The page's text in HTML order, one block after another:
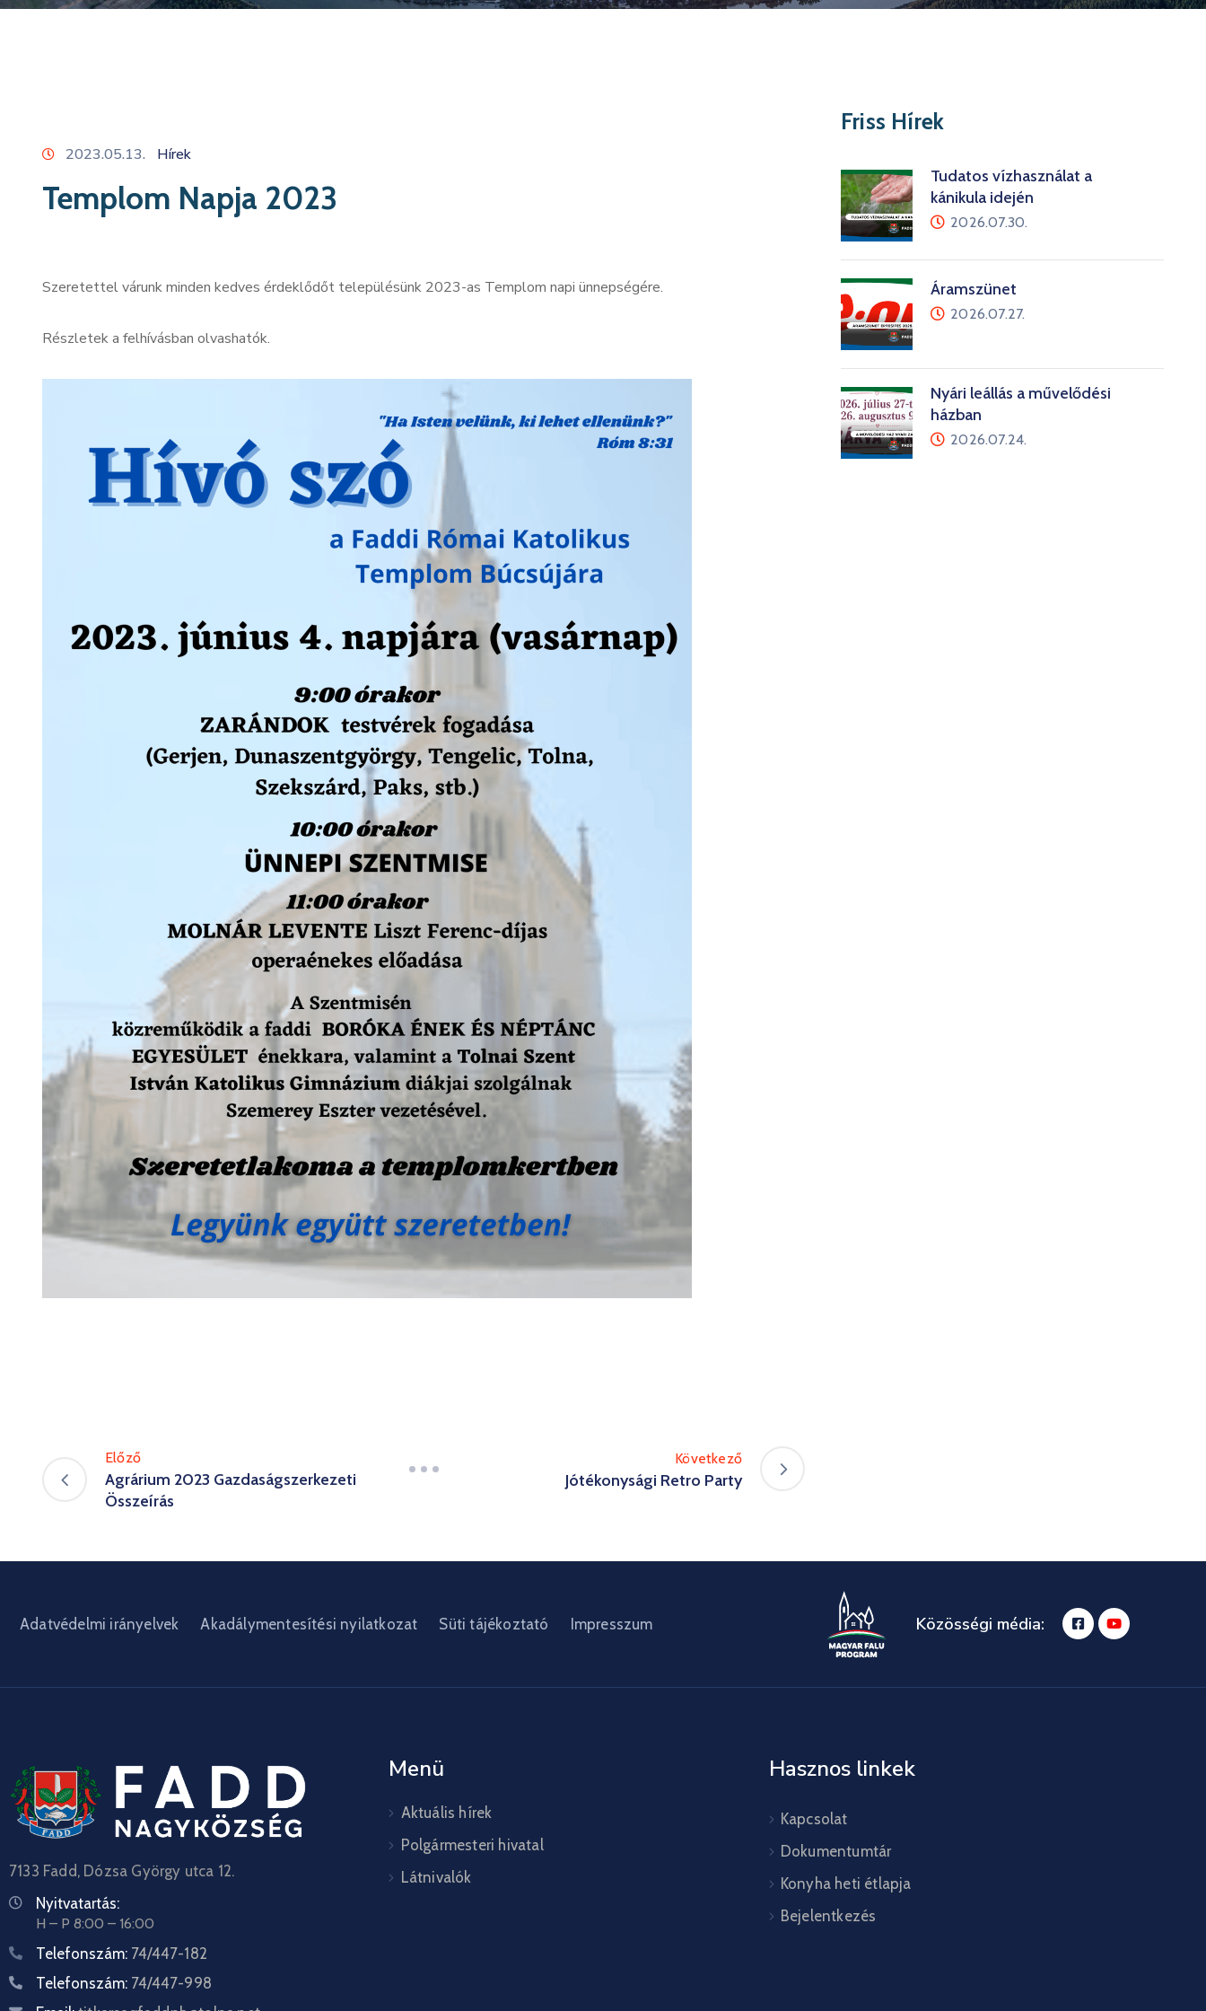
2023.05.13. Hírek
Templom Napja 2023
Szeretettel várunk minden kedves érdeklődőt településünk 2023-as Templom napi ünnepségére.
Részletek a felhívásban olvashatók.
Előző
Agrárium 2023 Gazdaságszerkezeti
Összeírás
Következő
Jótékonysági Retro Party
Friss Hírek
Tudatos vízhasználat a
kánikula idején
2026.07.30.
Áramszünet
2026.07.27.
Nyári leállás a művelődési
házban
2026.07.24.
Adatvédelmi irányelvek Akadálymentesítési nyilatkozat Süti tájékoztató Impresszum Közösségi média:
7133 Fadd, Dózsa György utca 12.
Nyitvatartás:
H – P 8:00 – 16:00
Telefonszám: 74/447-182
Telefonszám: 74/447-998
Menü
Aktuális hírek
Polgármesteri hivatal
Látnivalók
Hasznos linkek
Kapcsolat
Dokumentumtár
Konyha heti étlapja
Bejelentkezés